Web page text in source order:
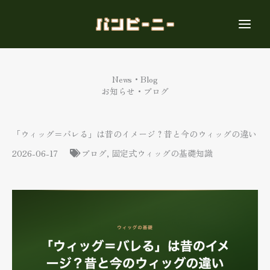
ス
News・Blog
お知らせ・ブログ
「ウィッグ＝バレる」は昔のイメージ？昔と今のウィッグの違い
2026-06-17
ブログ, 固定式ウィッグの基礎知識